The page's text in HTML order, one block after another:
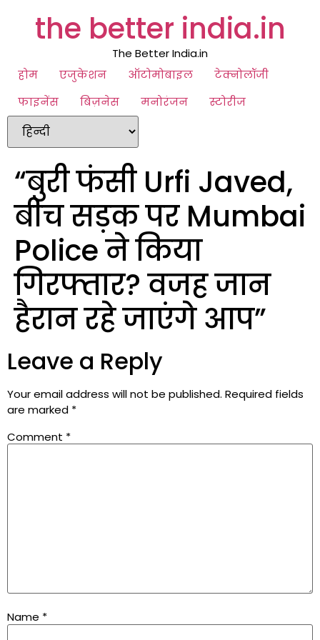
the better india.in
The Better India.in
होम
एजुकेशन ऑटोमोबाइल
टेक्नोलॉजी
फाइनेंस
बिज़नेस मनोरंजन स्टोरीज
“बुरी फंसी Urfi Javed,
बीच सड़क पर Mumbai
Police ने किया
गिरफ्तार? वजह जान
हैरान रहे जाएंगे आप”
Leave a Reply
Your email address will not be published. Required fields
are marked *
Comment *
Name *